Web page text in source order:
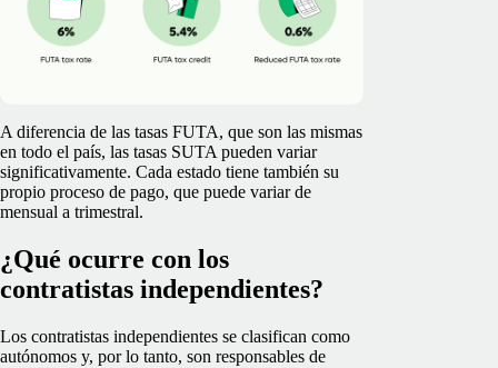
A diferencia de las tasas FUTA, que son las mismas
en todo el país, las tasas SUTA pueden variar
significativamente. Cada estado tiene también su
propio proceso de pago, que puede variar de
mensual a trimestral.
¿Qué ocurre con los
contratistas independientes?
Los contratistas independientes se clasifican como
autónomos y, por lo tanto, son responsables de